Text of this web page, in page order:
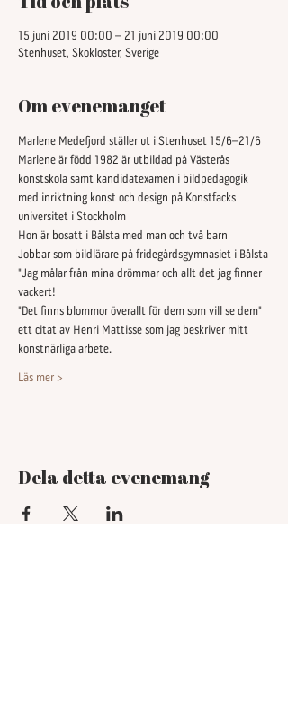
15 juni 2019 00:00 – 21 juni 2019 00:00
Stenhuset, Skokloster, Sverige
Om evenemanget
Marlene Medefjord ställer ut i Stenhuset 15/6–21/6
Marlene är född 1982 är utbildad på Västerås
konstskola samt kandidatexamen i bildpedagogik
med inriktning konst och design på Konstfacks
universitet i Stockholm
Hon är bosatt i Bålsta med man och två barn
Jobbar som bildlärare på fridegårdsgymnasiet i Bålsta
"Jag målar från mina drömmar och allt det jag finner
vackert!
"Det finns blommor överallt för dem som vill se dem"
ett citat av Henri Mattisse som jag beskriver mitt
konstnärliga arbete.
Läs mer >
Dela detta evenemang